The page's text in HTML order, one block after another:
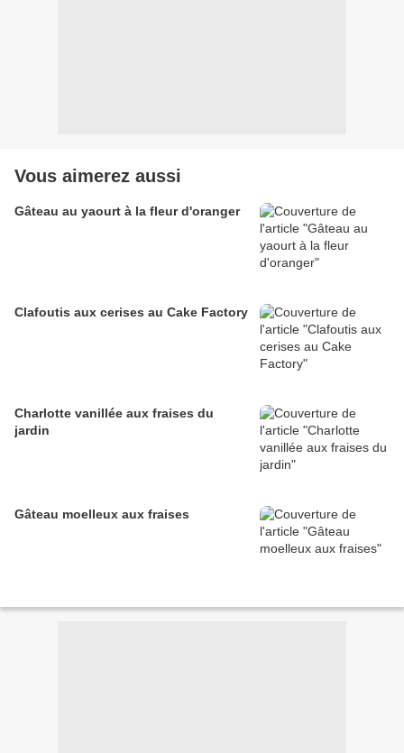
Vous aimerez aussi
Gâteau au yaourt à la fleur d'oranger
Clafoutis aux cerises au Cake Factory
Charlotte vanillée aux fraises du
jardin
Gâteau moelleux aux fraises